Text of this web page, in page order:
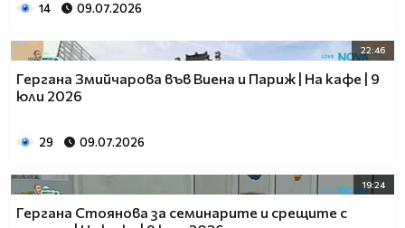
14 09.07.2026
22:46
Гергана Змийчарова във Виена и Париж | На кафе | 9
юли 2026
29 09.07.2026
19:24
Гергана Стоянова за семинарите и срещите с